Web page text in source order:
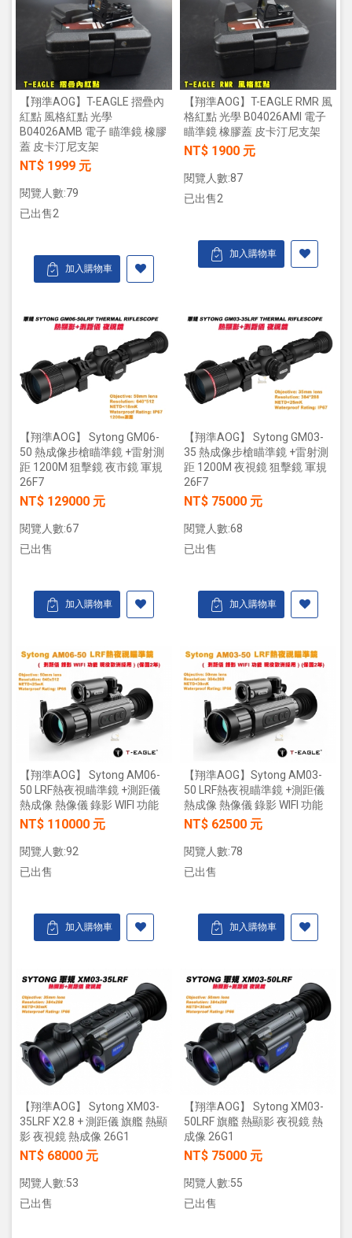
【翔準AOG】T-EAGLE 摺疊內
紅點 風格紅點 光學
B04026AMB 電子 瞄準鏡 橡膠
蓋 皮卡汀尼支架
NT$ 1999 元
閱覽人數:79
已出售2
加入購物車
【翔準AOG】T-EAGLE RMR 風
格紅點 光學 B04026AMI 電子
瞄準鏡 橡膠蓋 皮卡汀尼支架
NT$ 1900 元
閱覽人數:87
已出售2
加入購物車
【翔準AOG】 Sytong GM06-
50 熱成像步槍瞄準鏡 +雷射測
距 1200M 狙擊鏡 夜市鏡 軍規
26F7
NT$ 129000 元
閱覽人數:67
已出售
加入購物車
【翔準AOG】 Sytong GM03-
35 熱成像步槍瞄準鏡 +雷射測
距 1200M 夜視鏡 狙擊鏡 軍規
26F7
NT$ 75000 元
閱覽人數:68
已出售
加入購物車
【翔準AOG】 Sytong AM06-
50 LRF熱夜視瞄準鏡 +測距儀
熱成像 熱像儀 錄影 WIFI 功能
NT$ 110000 元
閱覽人數:92
已出售
加入購物車
【翔準AOG】Sytong AM03-
50 LRF熱夜視瞄準鏡 +測距儀
熱成像 熱像儀 錄影 WIFI 功能
NT$ 62500 元
閱覽人數:78
已出售
加入購物車
【翔準AOG】 Sytong XM03-
35LRF X2.8 + 測距儀 旗艦 熱顯
影 夜視鏡 熱成像 26G1
NT$ 68000 元
閱覽人數:53
已出售
【翔準AOG】 Sytong XM03-
50LRF 旗艦 熱顯影 夜視鏡 熱
成像 26G1
NT$ 75000 元
閱覽人數:55
已出售